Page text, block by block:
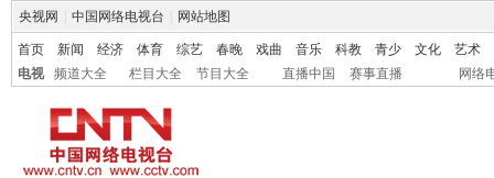
央视网 中国网络电视台 网站地图
首页 新闻 经济 体育 综艺 春晚 戏曲 音乐 科教 青少 文化
艺术
电视
频道大全 栏目大全 节目大全 直播中国 赛事直播 网络